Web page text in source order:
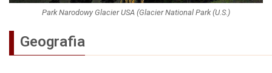
Park Narodowy Glacier USA (Glacier National Park (U.S.)
Geografia